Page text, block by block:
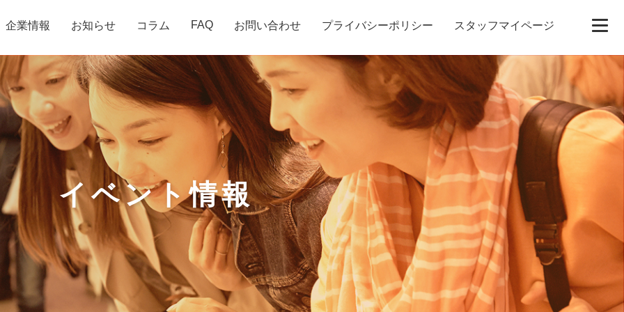
企業情報 お知らせ コラム FAQ お問い合わせ プライバシーポリシー スタッフマイページ
イベント情報